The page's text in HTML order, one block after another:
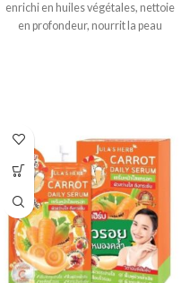
enrichi en huiles végétales, nettoie
en profondeur, nourrit la peau